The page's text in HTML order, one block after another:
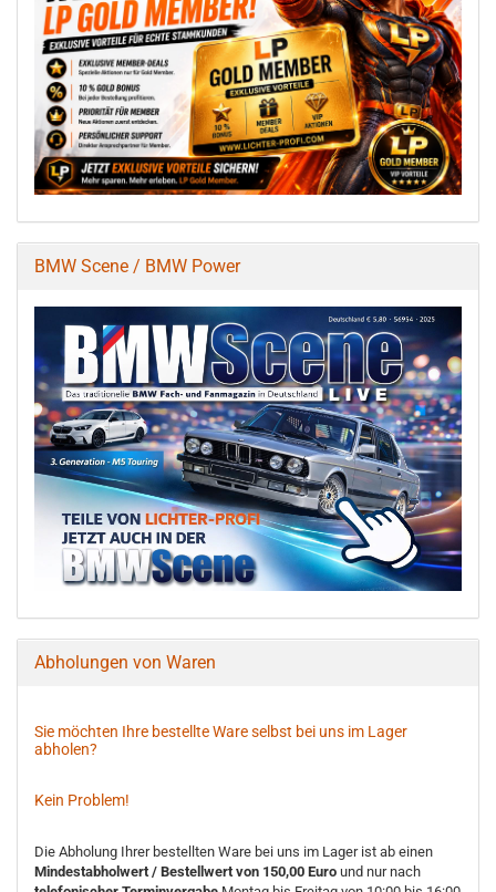
BMW Scene / BMW Power
Abholungen von Waren
Sie möchten Ihre bestellte Ware selbst bei uns im Lager
abholen?
Kein Problem!
Die Abholung Ihrer bestellten Ware bei uns im Lager ist ab einen
Mindestabholwert / Bestellwert von 150,00 Euro und nur nach